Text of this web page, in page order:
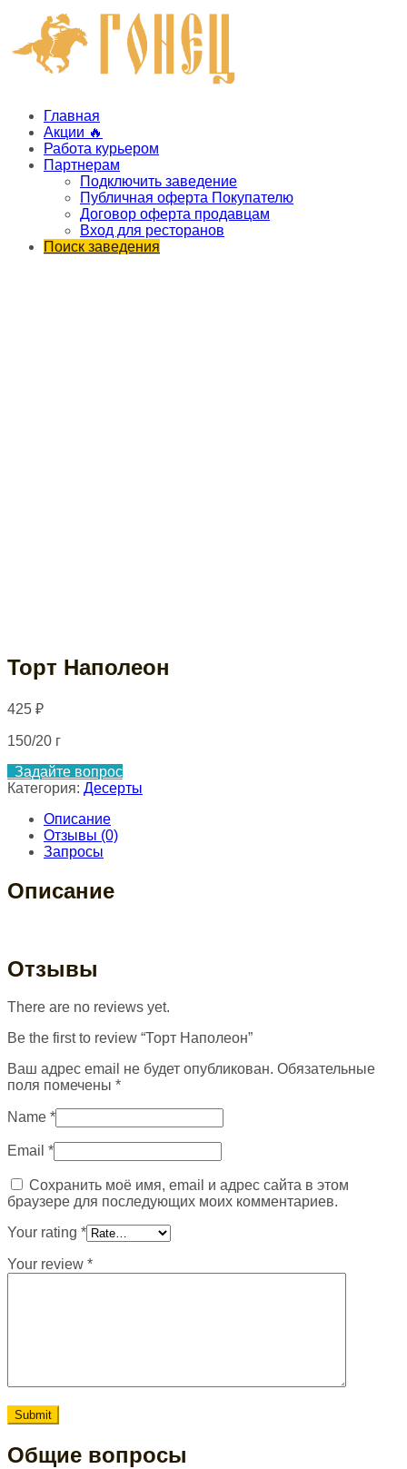
Главная
Акции 🔥
Работа курьером
Партнерам
Подключить заведение
Публичная оферта Покупателю
Договор оферта продавцам
Вход для ресторанов
Поиск заведения
Торт Наполеон
425 ₽
150/20 г
Задайте вопрос
Категория: Десерты
Описание
Отзывы (0)
Запросы
Описание
Отзывы
There are no reviews yet.
Be the first to review “Торт Наполеон”
Ваш адрес email не будет опубликован. Обязательные
поля помечены *
Name *
Email *
Сохранить моё имя, email и адрес сайта в этом
браузере для последующих моих комментариев.
Your rating *
Your review *
Общие вопросы